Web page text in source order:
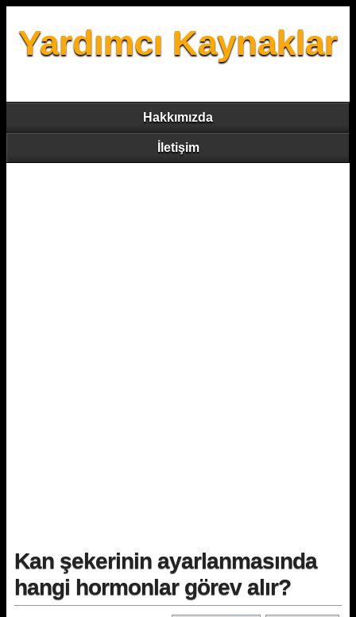
Yardımcı Kaynaklar
Hakkımızda
İletişim
Kan şekerinin ayarlanmasında
hangi hormonlar görev alır?